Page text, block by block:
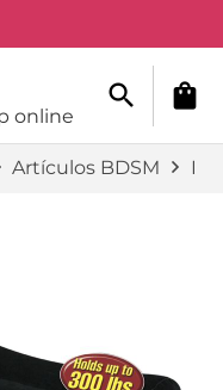
search shopping_bag
Artículos BDSM